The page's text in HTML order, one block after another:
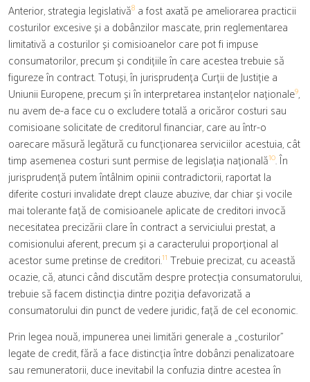
Anterior, strategia legislativă8 a fost axată pe ameliorarea practicii
costurilor excesive și a dobânzilor mascate, prin reglementarea
limitativă a costurilor și comisioanelor care pot fi impuse
consumatorilor, precum și condițiile în care acestea trebuie să
figureze în contract. Totuși, în jurisprudența Curții de Justiție a
Uniunii Europene, precum și în interpretarea instanțelor naționale9,
nu avem de-a face cu o excludere totală a oricăror costuri sau
comisioane solicitate de creditorul financiar, care au într-o
oarecare măsură legătură cu funcționarea serviciilor acestuia, cât
timp asemenea costuri sunt permise de legislația națională10. În
jurisprudență putem întâlnim opinii contradictorii, raportat la
diferite costuri invalidate drept clauze abuzive, dar chiar și vocile
mai tolerante față de comisioanele aplicate de creditori invocă
necesitatea precizării clare în contract a serviciului prestat, a
comisionului aferent, precum și a caracterului proporțional al
acestor sume pretinse de creditori.11 Trebuie precizat, cu această
ocazie, că, atunci când discutăm despre protecția consumatorului,
trebuie să facem distincția dintre poziția defavorizată a
consumatorului din punct de vedere juridic, față de cel economic.
Prin legea nouă, impunerea unei limitări generale a „costurilor”
legate de credit, fără a face distincția între dobânzi penalizatoare
sau remuneratorii, duce inevitabil la confuzia dintre acestea în